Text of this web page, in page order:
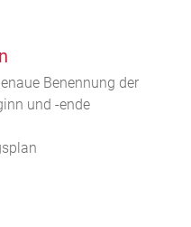
Benennung der
und -ende